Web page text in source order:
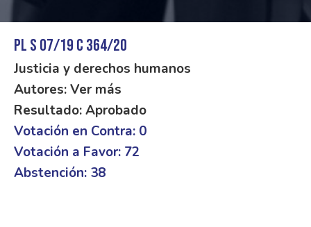
PL S 07/19 C 364/20
Justicia y derechos humanos
Autores: Ver más
Resultado: Aprobado
Votación en Contra: 0
Votación a Favor: 72
Abstención: 38